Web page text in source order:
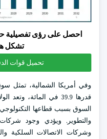
احصل على رؤى تفصيلية
تشكل
تحميل قوات
قدرها 39.9 في المائة،
السوق بسبب قطاعها
والتطوير. ويؤدي وجود
وشركات الاتصالات السلكية